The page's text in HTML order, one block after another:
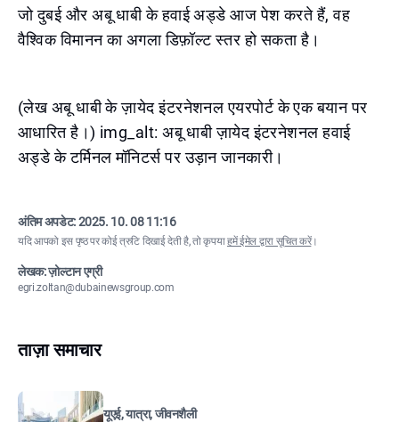
जो दुबई और अबू धाबी के हवाई अड्डे आज पेश करते हैं, वह
वैश्विक विमानन का अगला डिफ़ॉल्ट स्तर हो सकता है।
(लेख अबू धाबी के ज़ायेद इंटरनेशनल एयरपोर्ट के एक बयान पर
आधारित है।) img_alt: अबू धाबी ज़ायेद इंटरनेशनल हवाई
अड्डे के टर्मिनल मॉनिटर्स पर उड़ान जानकारी।
अंतिम अपडेट:2025. 10. 08 11:16
यदि आपको इस पृष्ठ पर कोई त्रुटि दिखाई देती है, तो कृपयाहमें ईमेल द्वारा सूचित करें।
लेखक: ज़ोल्टान एग्री
egri.zoltan@dubainewsgroup.com
ताज़ा समाचार
यूएई, यात्रा, जीवनशैली